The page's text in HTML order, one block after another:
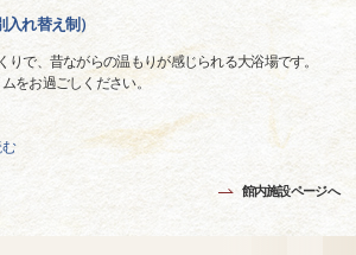
れ替え制）
りで、昔ながらの温もりが感じられる大浴場です。
をお過ごしください。
館内施設ページへ